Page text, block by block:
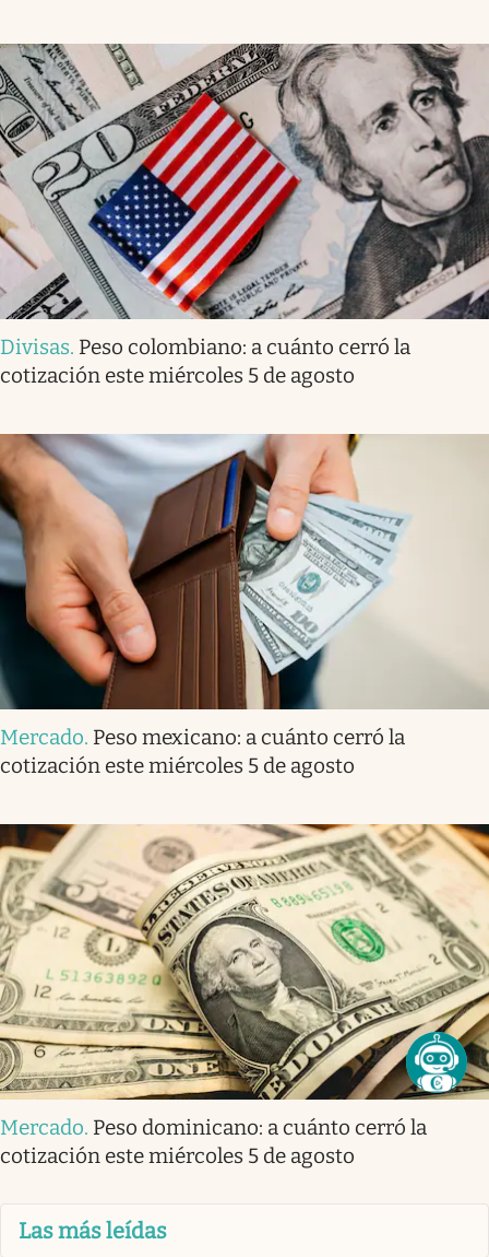
Divisas. Peso colombiano: a cuánto cerró la
cotización este miércoles 5 de agosto
Mercado. Peso mexicano: a cuánto cerró la
cotización este miércoles 5 de agosto
Mercado. Peso dominicano: a cuánto cerró la
cotización este miércoles 5 de agosto
Las más leídas